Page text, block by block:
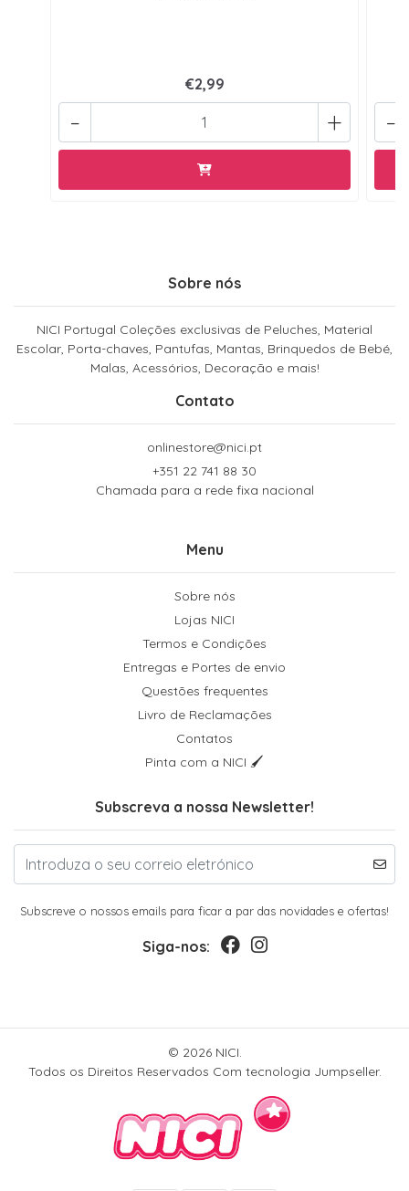
€2,99
+
- -
Sobre nós
NICI Portugal Coleções exclusivas de Peluches, Material
Escolar, Porta-chaves, Pantufas, Mantas, Brinquedos de Bebé,
Malas, Acessórios, Decoração e mais!
Contato
onlinestore@nici.pt
+351 22 741 88 30
Chamada para a rede fixa nacional
Menu
Sobre nós
Lojas NICI
Termos e Condições
Entregas e Portes de envio
Questões frequentes
Livro de Reclamações
Contatos
Pinta com a NICI 🖌
Subscreva a nossa Newsletter!
Subscreve o nossos emails para ficar a par das novidades e ofertas!
Siga-nos:
© 2026 NICI.
Todos os Direitos Reservados Com tecnologia Jumpseller.